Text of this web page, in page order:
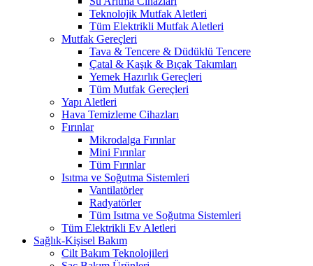
Teknolojik Mutfak Aletleri
Tüm Elektrikli Mutfak Aletleri
Mutfak Gereçleri
Tava & Tencere & Düdüklü Tencere
Çatal & Kaşık & Bıçak Takımları
Yemek Hazırlık Gereçleri
Tüm Mutfak Gereçleri
Yapı Aletleri
Hava Temizleme Cihazları
Fırınlar
Mikrodalga Fırınlar
Mini Fırınlar
Tüm Fırınlar
Isıtma ve Soğutma Sistemleri
Vantilatörler
Radyatörler
Tüm Isıtma ve Soğutma Sistemleri
Tüm Elektrikli Ev Aletleri
Sağlık-Kişisel Bakım
Cilt Bakım Teknolojileri